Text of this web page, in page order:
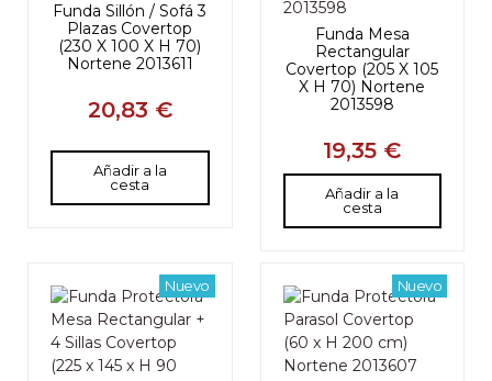
Funda Sillón / Sofá 3
Plazas Covertop
(230 X 100 X H 70)
Nortene 2013611
20,83 €
Añadir a la
cesta
Funda Mesa
Rectangular
Covertop (205 X 105
X H 70) Nortene
2013598
19,35 €
Añadir a la
cesta
Nuevo Nuevo